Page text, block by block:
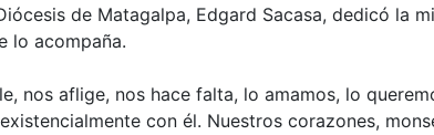
de Matagalpa, Edgard Sacasa, dedicó la
lo acompaña.
nos aflige, nos hace falta, lo amamos, lo
con él. Nuestros corazones,